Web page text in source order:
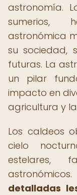
astronomía.
sumerios,
astronómica
su sociedad,
futuras. La
un pilar
impacto en
agricultura y
Los caldeos
cielo
estelares,
detalladas